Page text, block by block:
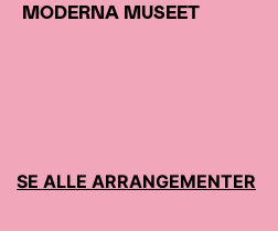
MODERNA MUSEET
SE ALLE ARRANGEMENTER